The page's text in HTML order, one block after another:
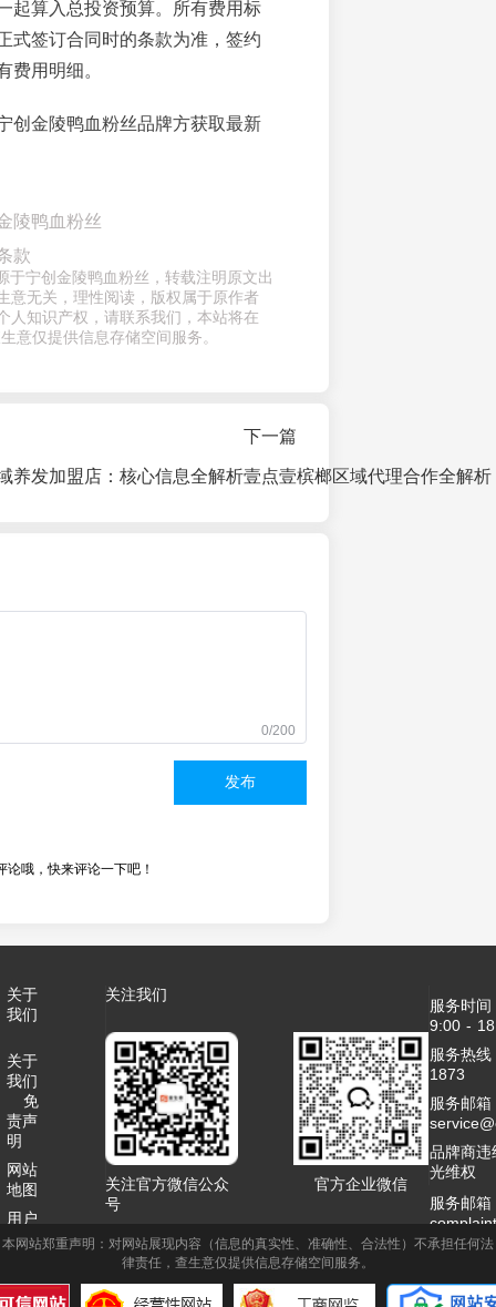
起算入总投资预算。所有费用标
式签订合同时的条款为准，签约
费用明细。
创金陵鸭血粉丝品牌方获取最新
陵鸭血粉丝
款
于宁创金陵鸭血粉丝，转载注明原文出
意无关，理性阅读，版权属于原作者
人知识产权，请联系我们，本站将在
意仅提供信息存储空间服务。
养发加盟店：核心信息全解析
下一篇
0/200
发布
论哦，快来评论一下吧！
关于
我们
关于
我们
免
责声
明
网站
地图
用户
协议
我们
关注我们
关注官方微信公众
号
官方企业微信
服务时
9:00 -
服务热
1873
服务邮箱
品牌商违
光维权
服务邮箱
客服QQ
商务合作
本网站郑重声明：对网站展现内容（信息的真实性、准确性、合法性）不承担任何法
律责任，查生意仅提供信息存储空间服务。